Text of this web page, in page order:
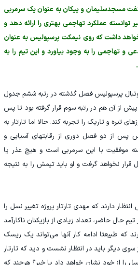
نفت مسجدسلیمان و پیکان به عنوان یک سرمربی
عملکرد تهاجمی بهتری را ارائه دهد و
خواهد داشت که روی نیمکت پرسپولیس به عنوان
و تهاجمی را به وجود بیاورد و این تیم را به
پرسپولیس فصل گذشته در رتبه ششم جدول
از آن هم در رتبه سوم قرار گرفته بود تا پس
تیره و تاریک را تجربه کند. حالا اما تارتار به
پس از دو فصل دوری از رقابتهای آسیایی و
موفقیت با این سرمربی است و هیچ عذر یا
قرار نخواهد گرفت و او باید تیمش را به نتیجه
دارند که مهدی تارتار پروژه تغییر نسل را
حال حاضر، تعداد زیادی از بازیکنان ناکارآمد
که طبیعتا ادامه کار آنها می‌تواند یک ریسک
سوی دیگر باید در انتظار نشست و دید که تارتار